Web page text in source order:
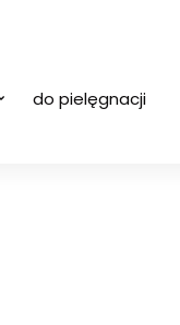
do pielęgnacji